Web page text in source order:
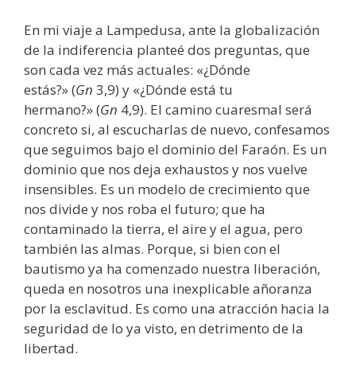
En mi viaje a Lampedusa, ante la globalización
de la indiferencia planteé dos preguntas, que
son cada vez más actuales: «¿Dónde
estás?» (Gn 3,9) y «¿Dónde está tu
hermano?» (Gn 4,9). El camino cuaresmal será
concreto si, al escucharlas de nuevo, confesamos
que seguimos bajo el dominio del Faraón. Es un
dominio que nos deja exhaustos y nos vuelve
insensibles. Es un modelo de crecimiento que
nos divide y nos roba el futuro; que ha
contaminado la tierra, el aire y el agua, pero
también las almas. Porque, si bien con el
bautismo ya ha comenzado nuestra liberación,
queda en nosotros una inexplicable añoranza
por la esclavitud. Es como una atracción hacia la
seguridad de lo ya visto, en detrimento de la
libertad.